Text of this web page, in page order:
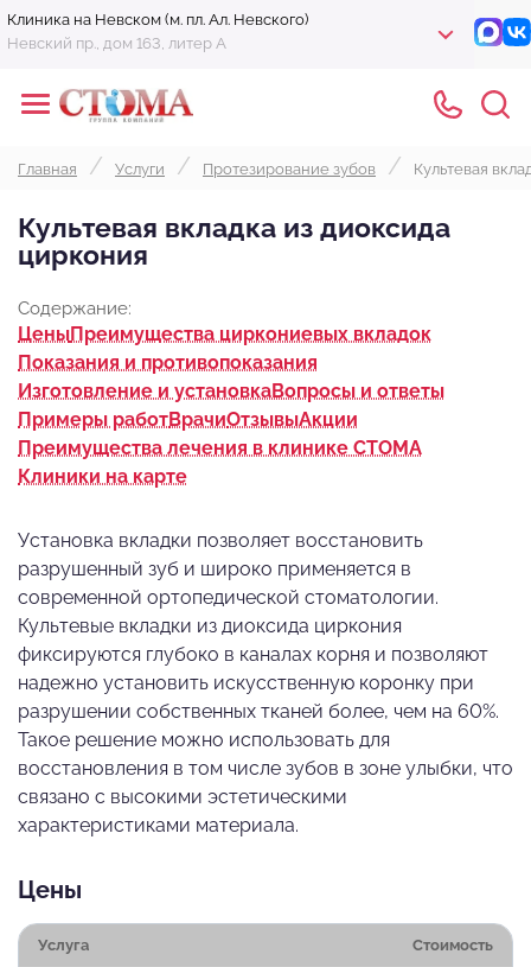
Клиника на Невском (м. пл. Ал. Невского)
Невский пр., дом 163, литер А
Главная Услуги Протезирование зубов Культевая
Культевая вкладка из диоксида
циркония
Содержание:
ЦеныПреимущества циркониевых вкладок
Показания и противопоказания
Изготовление и установкаВопросы и ответы
Примеры работВрачиОтзывыАкции
Преимущества лечения в клинике СТОМА
Клиники на карте
Установка вкладки позволяет восстановить
разрушенный зуб и широко применяется в
современной ортопедической стоматологии.
Культевые вкладки из диоксида циркония
фиксируются глубоко в каналах корня и позволяют
надежно установить искусственную коронку при
разрушении собственных тканей более, чем на 60%.
Такое решение можно использовать для
восстановления в том числе зубов в зоне улыбки, что
связано с высокими эстетическими
характеристиками материала.
Цены
Услуга Стоимость